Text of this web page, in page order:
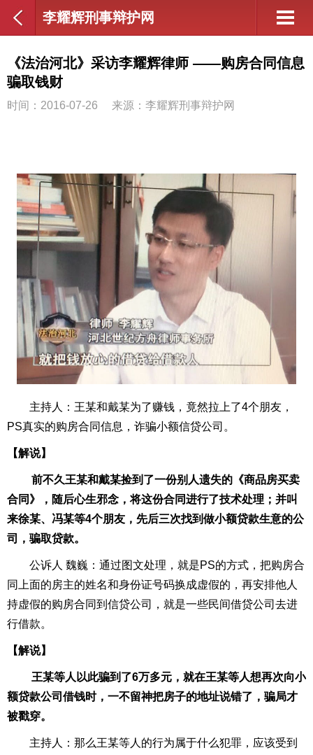
李耀辉刑事辩护网
《法治河北》采访李耀辉律师 ——购房合同信息
骗取钱财
时间：2016-07-26 来源：李耀辉刑事辩护网
主持人：王某和戴某为了赚钱，竟然拉上了4个朋友，
PS真实的购房合同信息，诈骗小额信贷公司。
【解说】
前不久王某和戴某捡到了一份别人遗失的《商品房买卖
合同》，随后心生邪念，将这份合同进行了技术处理；并叫
来徐某、冯某等4个朋友，先后三次找到做小额贷款生意的公
司，骗取贷款。
公诉人 魏巍：通过图文处理，就是PS的方式，把购房合
同上面的房主的姓名和身份证号码换成虚假的，再安排他人
持虚假的购房合同到信贷公司，就是一些民间借贷公司去进
行借款。
【解说】
王某等人以此骗到了6万多元，就在王某等人想再次向小
额贷款公司借钱时，一不留神把房子的地址说错了，骗局才
被戳穿。
主持人：那么王某等人的行为属于什么犯罪，应该受到